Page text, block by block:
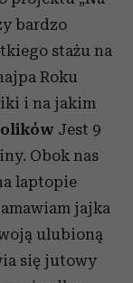
bardzo
stażu na
Roku
i na jakim
Jest 9
Obok nas
laptopie
jajka
ulubioną
się jutowy